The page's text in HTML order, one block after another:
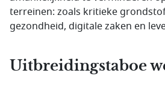
terreinen: zoals kritieke
gezondheid, digitale zaken en
Uitbreidingstaboe